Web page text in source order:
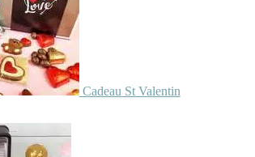
Cadeau St Valentin